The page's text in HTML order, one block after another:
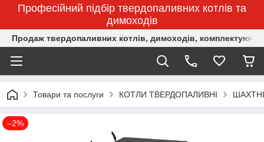
Професійний підбір твердопаливних котлів та
димоходів
Продаж твердопаливних котлів, димоходів,
Товари та послуги КОТЛИ ТВЕРДОПАЛИВНІ
–2%